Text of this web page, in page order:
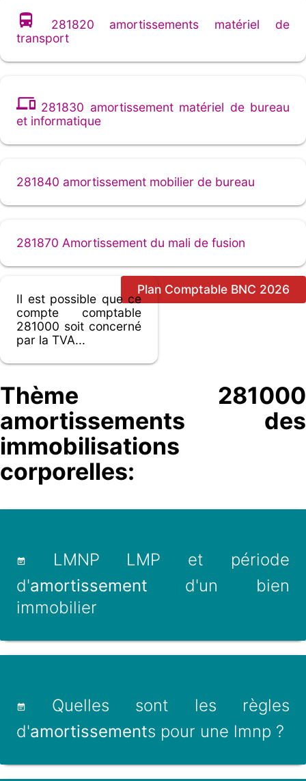
281820 amortissements matériel de
transport
281830 amortissement matériel de bureau
et informatique
281840 amortissement mobilier de bureau
281870 Amortissement du mali de fusion
Plan Comptable BNC 2026
Il est possible que ce
compte comptable
281000 soit concerné
par la TVA...
Thème 281000
amortissements des
immobilisations
corporelles:
LMNP LMP et période
d'amortissement d'un bien
immobilier
Quelles sont les règles
d'amortissements pour une lmnp ?